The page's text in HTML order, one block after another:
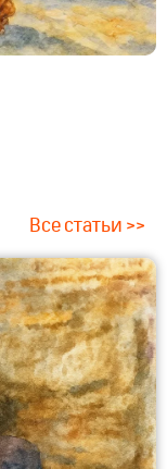
Все статьи >>